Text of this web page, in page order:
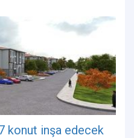
konut inşa edecek